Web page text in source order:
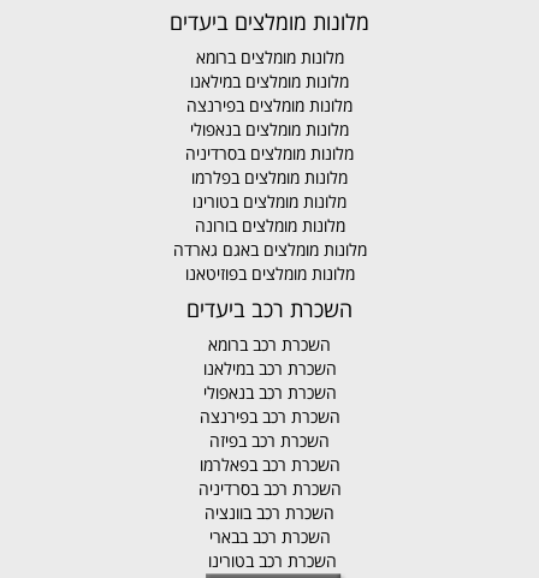
מלונות מומלצים ביעדים
מלונות מומלצים ברומא
מלונות מומלצים במילאנו
מלונות מומלצים בפירנצה
מלונות מומלצים בנאפולי
מלונות מומלצים בסרדיניה
מלונות מומלצים בפלרמו
מלונות מומלצים בטורינו
מלונות מומלצים בורונה
מלונות מומלצים באגם גארדה
מלונות מומלצים בפוזיטאנו
השכרת רכב ביעדים
השכרת רכב ברומא
השכרת רכב במילאנו
השכרת רכב בנאפולי
השכרת רכב בפירנצה
השכרת רכב בפיזה
השכרת רכב בפאלרמו
השכרת רכב בסרדיניה
השכרת רכב בוונציה
השכרת רכב בבארי
השכרת רכב בטורינו